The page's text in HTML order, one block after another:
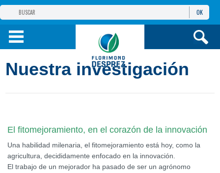
GRUPO
PRODUCTOS
OK
Nuestra investigación
El fitomejoramiento, en el corazón de la innovación
Una habilidad milenaria, el fitomejoramiento está hoy, como la
agricultura, decididamente enfocado en la innovación.
El trabajo de un mejorador ha pasado de ser un agrónomo